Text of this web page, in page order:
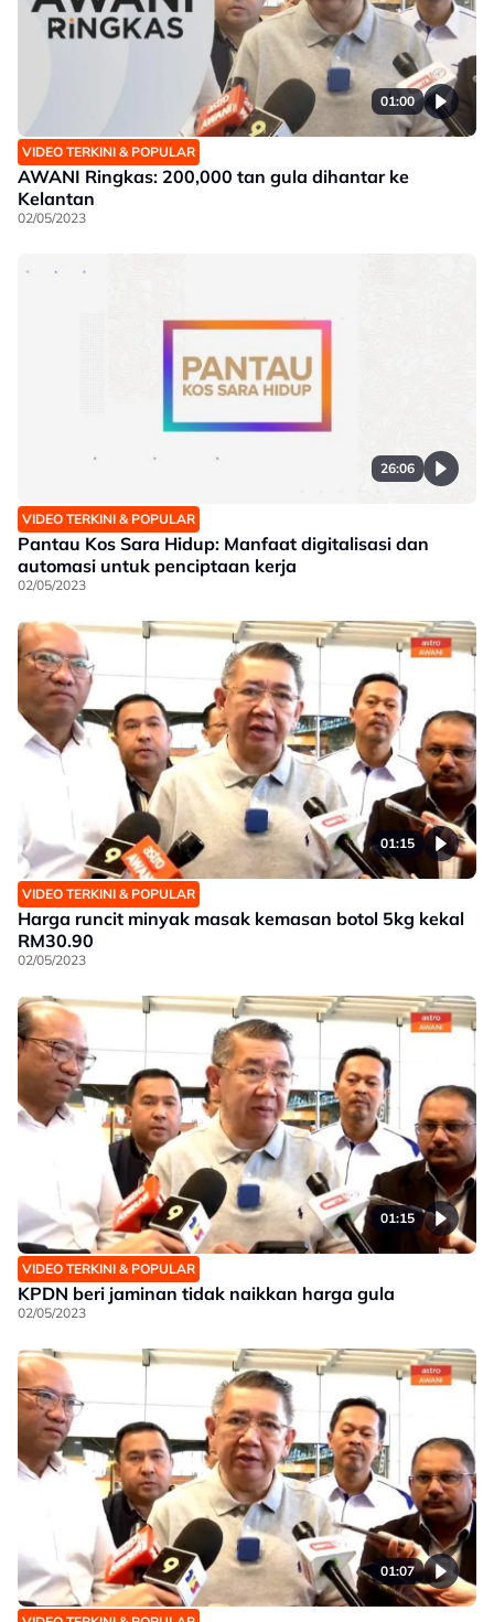
01:00
VIDEO TERKINI & POPULAR
AWANI Ringkas: 200,000 tan gula dihantar ke
Kelantan
02/05/2023
26:06
VIDEO TERKINI & POPULAR
Pantau Kos Sara Hidup: Manfaat digitalisasi dan
automasi untuk penciptaan kerja
02/05/2023
01:15
VIDEO TERKINI & POPULAR
Harga runcit minyak masak kemasan botol 5kg kekal
RM30.90
02/05/2023
01:15
VIDEO TERKINI & POPULAR
KPDN beri jaminan tidak naikkan harga gula
02/05/2023
01:07